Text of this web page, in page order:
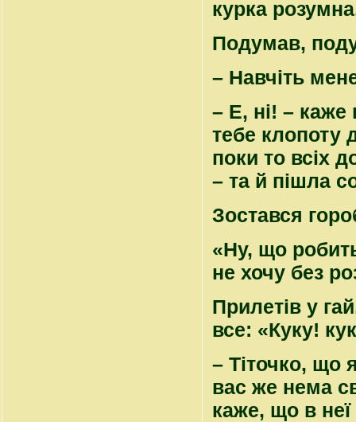
курка
Подумав,
– Навчіть
– Е, ні! –
тебе клопоту
поки то всіх
– та й пішла
Зостався
«Ну, що
не хочу без
Прилетів у
все: «Куку!
– Тіточко, що
вас же нема
каже, що в неї